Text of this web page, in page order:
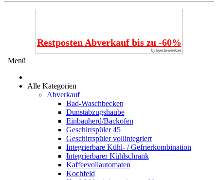
Restposten Abverkauf bis zu -60%
by kuechen-kutzer
Menü
Alle Kategorien
Abverkauf
Bad-Waschbecken
Dunstabzugshaube
Einbauherd/Backofen
Geschirrspüler 45
Geschirrspüler vollintegriert
Integrierbare Kühl- / Gefrierkombination
Integrierbarer Kühlschrank
Kaffeevollautomaten
Kochfeld